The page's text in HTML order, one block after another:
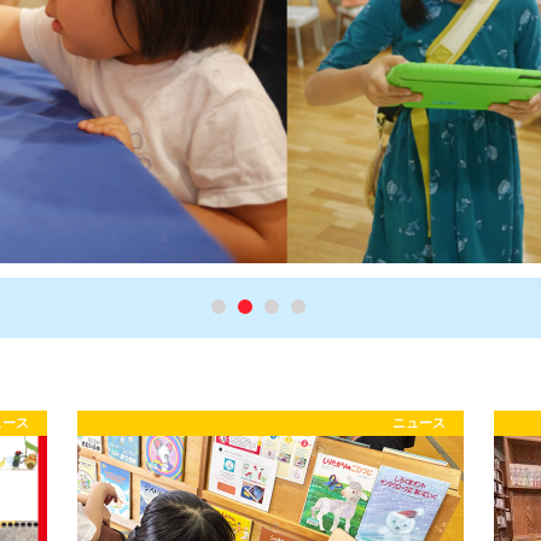
ス ニュース